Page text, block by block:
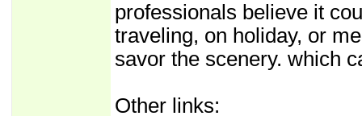
professionals believe it
traveling, on holiday, or
savor the scenery. which
Other links: